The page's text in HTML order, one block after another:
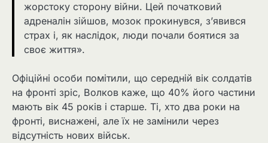
жорстоку сторону війни. Цей початковий
адреналін зійшов, мозок прокинувся, з’явився
страх і, як наслідок, люди почали боятися за
своє життя».
Офіційні особи помітили, що середній вік солдатів
на фронті зріс, Волков каже, що 40% його частини
мають вік 45 років і старше. Ті, хто два роки на
фронті, виснажені, але їх не замінили через
відсутність нових військ.